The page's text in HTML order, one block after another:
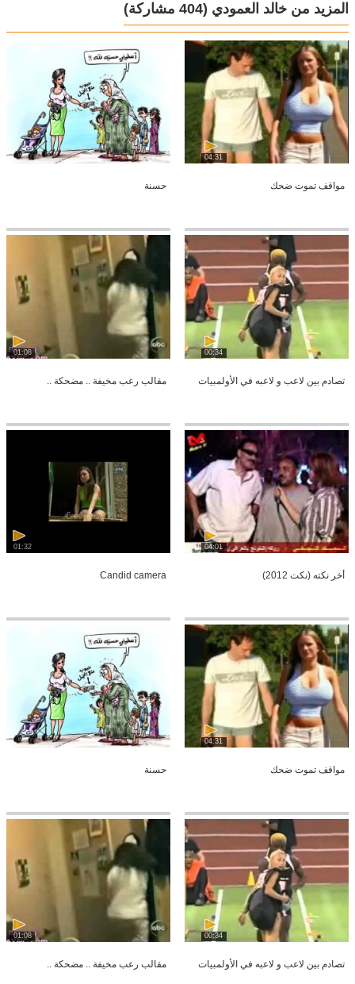
المزيد من خالد العمودي (404 مشاركة)
04:31
مواقف تموت ضحك حسنة
00:34
تصادم بين لاعب و لاعبه في الأولمبيات
01:08
مقالب رعب مخيفة .. مضحكة ..
04:01
أخر نكته (نكت 2012)
01:32
Candid camera
04:31
مواقف تموت ضحك حسنة
00:34
تصادم بين لاعب و لاعبه في الأولمبيات
01:08
مقالب رعب مخيفة .. مضحكة ..